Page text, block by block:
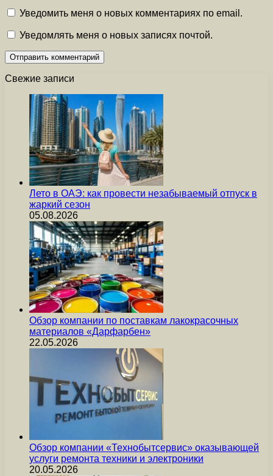
Уведомить меня о новых комментариях по email.
Уведомлять меня о новых записях почтой.
Свежие записи
Лето в ОАЭ: как провести незабываемый отпуск в
жаркий сезон
05.08.2026
Обзор компании по поставкам лакокрасочных
материалов «Дарфарбен»
22.05.2026
Обзор компании «Технобытсервис» оказывающей
услуги ремонта техники и электроники
20.05.2026